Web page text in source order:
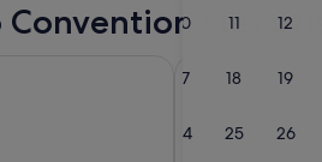
10 11 12
17 18 19
24 25 26
: les
Hotel de Roubaix